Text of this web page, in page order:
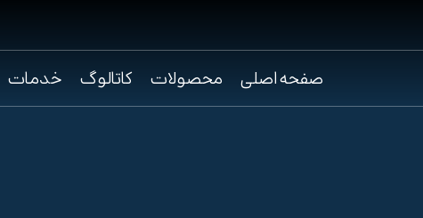
صفحه اصلی محصولات کاتالوگ خدمات